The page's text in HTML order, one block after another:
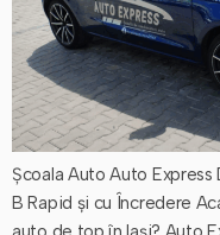
Școala Auto Auto
B Rapid și cu Încredere